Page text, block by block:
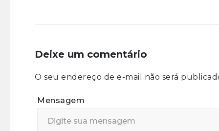
Deixe um comentário
O seu endereço de e-mail não será
Mensagem